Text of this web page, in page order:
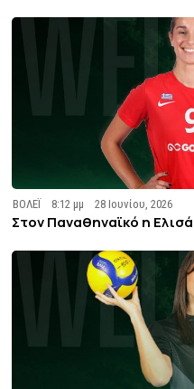
ΒΟΛΕΪ 8:12 μμ 28 Ιουνίου, 2026
Στον Παναθηναϊκό η